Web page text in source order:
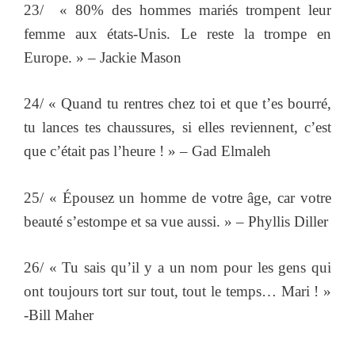
23/ « 80% des hommes mariés trompent leur
femme aux états-Unis. Le reste la trompe en
Europe. » – Jackie Mason
24/ « Quand tu rentres chez toi et que t’es bourré,
tu lances tes chaussures, si elles reviennent, c’est
que c’était pas l’heure ! » – Gad Elmaleh
25/ « Épousez un homme de votre âge, car votre
beauté s’estompe et sa vue aussi. » – Phyllis Diller
26/ « Tu sais qu’il y a un nom pour les gens qui
ont toujours tort sur tout, tout le temps… Mari ! »
-Bill Maher